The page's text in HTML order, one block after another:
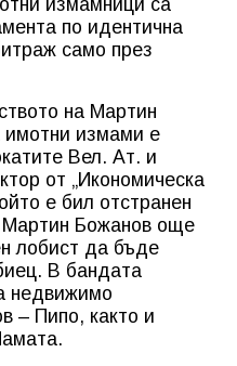
измамници са
по идентична
само през
на Мартин
имотни измами е
Вел. Ат. и
от „Икономическа
е бил отстранен
Божанов още
лобист да бъде
В бандата
недвижимо
– Пипо, както и